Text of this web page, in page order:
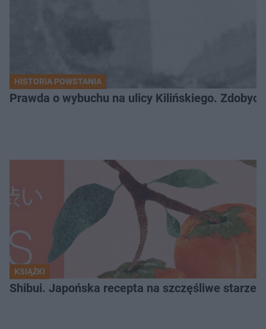
HISTORIA POWSTANIA
Prawda o wybuchu na ulicy Kilińskiego.
KSIĄŻKI
Shibui. Japońska recepta na szczęśliwe